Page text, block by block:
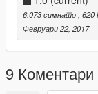
6.073 симнато , 620
Февруари 22, 2017
9 Коментари